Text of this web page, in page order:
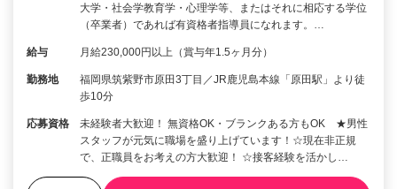
大学・社会学教育学・心理学等、またはそれに相応する学位
（卒業者）であれば有資格者指導員になれます。…
給与 月給230,000円以上（賞与年1.5ヶ月分）
勤務地
福岡県筑紫野市原田3丁目／JR鹿児島本線「原田駅」より徒
歩10分
応募資格
未経験者大歓迎！ 無資格OK・ブランクある方もOK ★男性
スタッフが元気に職場を盛り上げています！☆現在非正規
で、正職員をお考えの方大歓迎！ ☆接客経験を活かし…